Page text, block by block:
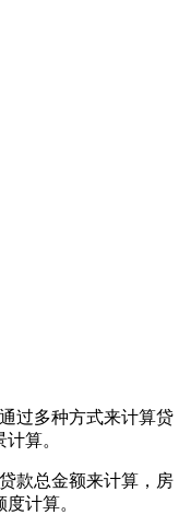
过多种方式来计算贷
算。
款总金额来计算，房
计算。